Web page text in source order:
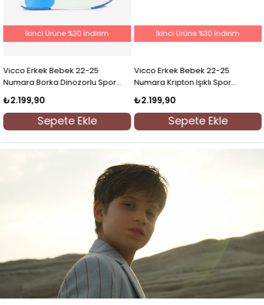
Vicco Çocuk Erkek Çocuk 26-37
Numara Mask Spor Ayakkabı Kot
Mavi
₺2.199,90
Sepete Ekle
İkinci Ürüne %30 İndirim
Vicco Erkek Çocuk 26-30
Numara Tag Spor Ayakkabı
Beyaz
₺2.299,90
Sepete Ekle
İkinci Ürüne %30 İndirim